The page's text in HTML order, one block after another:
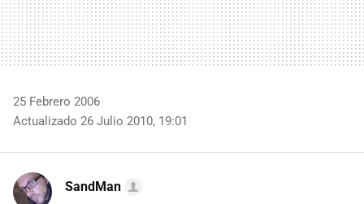
25 Febrero 2006
Actualizado 26 Julio 2010, 19:01
SandMan